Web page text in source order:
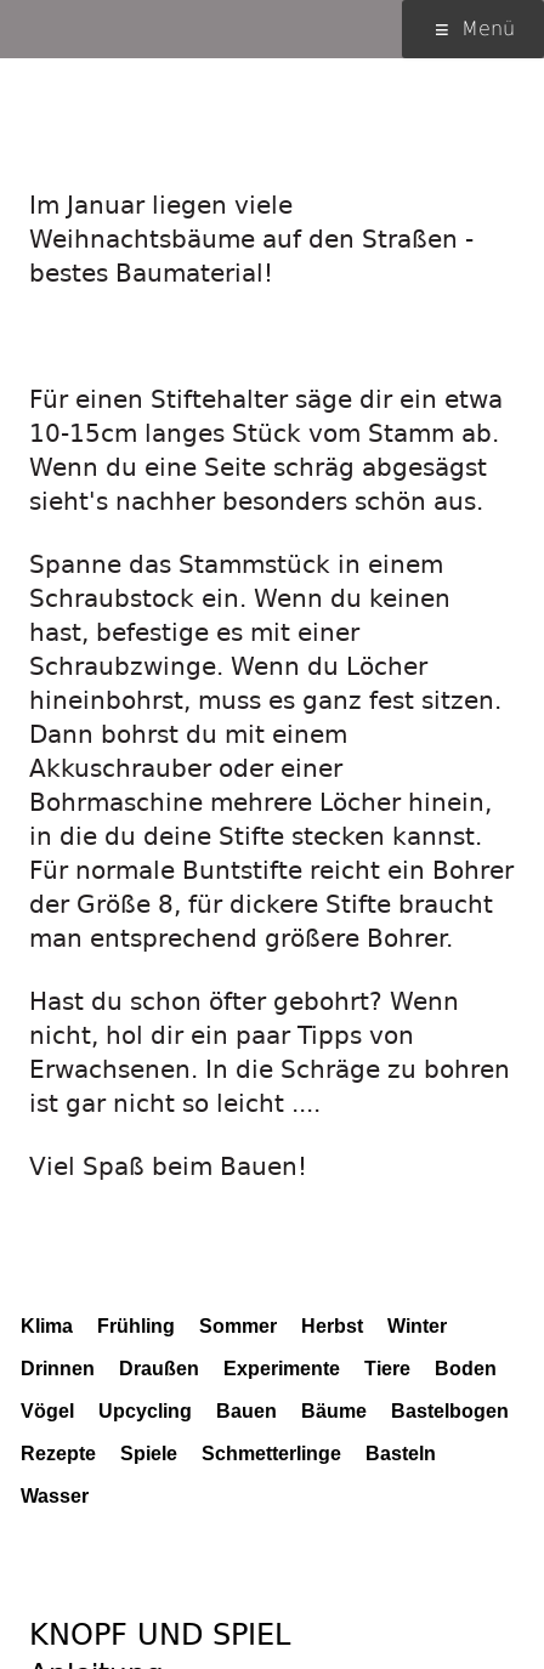
Menü
Menü
Im Januar liegen viele
Weihnachtsbäume auf den Straßen -
bestes Baumaterial!
Für einen Stiftehalter säge dir ein etwa
10-15cm langes Stück vom Stamm ab.
Wenn du eine Seite schräg abgesägst
sieht's nachher besonders schön aus.
Spanne das Stammstück in einem
Schraubstock ein. Wenn du keinen
hast, befestige es mit einer
Schraubzwinge. Wenn du Löcher
hineinbohrst, muss es ganz fest sitzen.
Dann bohrst du mit einem
Akkuschrauber oder einer
Bohrmaschine mehrere Löcher hinein,
in die du deine Stifte stecken kannst.
Für normale Buntstifte reicht ein Bohrer
der Größe 8, für dickere Stifte braucht
man entsprechend größere Bohrer.
Hast du schon öfter gebohrt? Wenn
nicht, hol dir ein paar Tipps von
Erwachsenen. In die Schräge zu bohren
ist gar nicht so leicht ....
Viel Spaß beim Bauen!
Klima Frühling Sommer Herbst Winter
Drinnen Draußen Experimente Tiere Boden
Vögel Upcycling Bauen Bäume Bastelbogen
Rezepte Spiele Schmetterlinge Basteln
Wasser
KNOPF UND SPIEL